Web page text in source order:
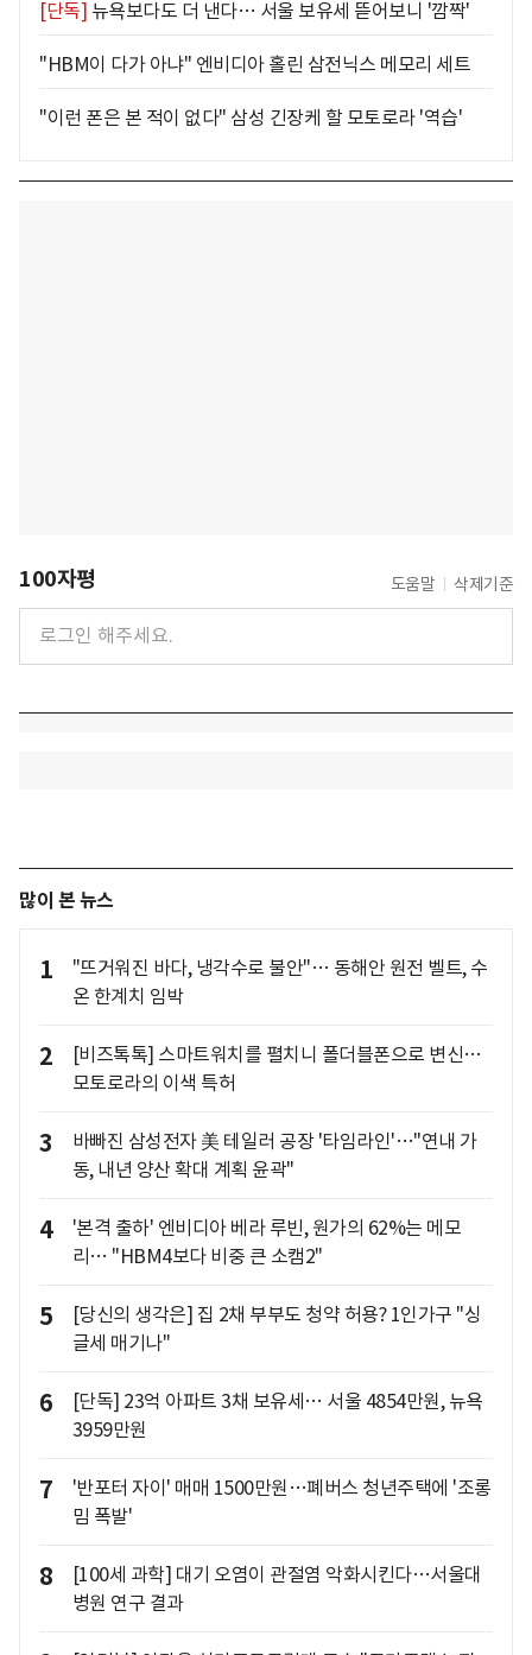
[단독] 뉴욕보다도 더 낸다… 서울 보유세 뜯어보니 '깜짝'
"HBM이 다가 아냐" 엔비디아 홀린 삼전닉스 메모리 세트
"이런 폰은 본 적이 없다" 삼성 긴장케 할 모토로라 '역습'
100자평 도움말 삭제기준
많이 본 뉴스
1
"뜨거워진 바다, 냉각수로 불안"… 동해안 원전 벨트, 수
온 한계치 임박
2
[비즈톡톡] 스마트워치를 펼치니 폴더블폰으로 변신…
모토로라의 이색 특허
3
바빠진 삼성전자 美 테일러 공장 '타임라인'…"연내 가
동, 내년 양산 확대 계획 윤곽"
4
'본격 출하' 엔비디아 베라 루빈, 원가의 62%는 메모
리… "HBM4보다 비중 큰 소캠2"
5
[당신의 생각은] 집 2채 부부도 청약 허용? 1인가구 "싱
글세 매기나"
6
[단독] 23억 아파트 3채 보유세… 서울 4854만원, 뉴욕
3959만원
7
'반포터 자이' 매매 1500만원…폐버스 청년주택에 '조롱
밈 폭발'
8
[100세 과학] 대기 오염이 관절염 악화시킨다…서울대
병원 연구 결과